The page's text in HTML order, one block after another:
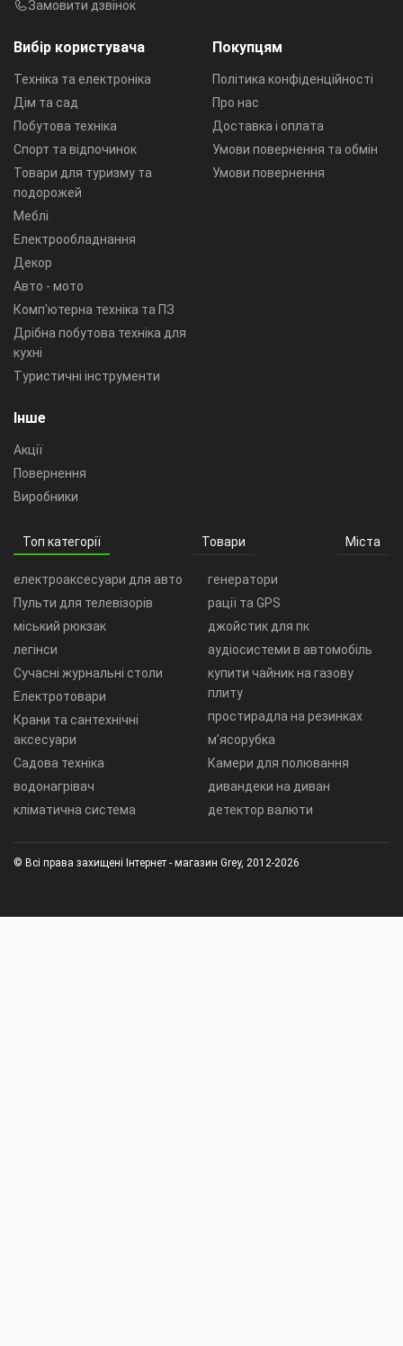
Вибір користувача
Техніка та електроніка
Дім та сад
Побутова техніка
Спорт та відпочинок
Товари для туризму та
подорожей
Меблі
Електрообладнання
Декор
Авто - мото
Комп'ютерна техніка та ПЗ
Дрібна побутова техніка для
кухні
Туристичні інструменти
Покупцям
Політика конфіденційності
Про нас
Доставка і оплата
Умови повернення та обмін
Умови повернення
Інше
Акції
Повернення
Виробники
Замовити дзвінок
Топ категорії Товари Міста
електроаксесуари для авто
Пульти для телевізорів
міський рюкзак
легінси
Сучасні журнальні столи
Електротовари
Крани та сантехнічні
аксесуари
Садова техніка
водонагрівач
кліматична система
генератори
рації та GPS
джойстик для пк
аудіосистеми в автомобіль
купити чайник на газову
плиту
простирадла на резинках
м’ясорубка
Камери для полювання
дивандеки на диван
детектор валюти
© Всі права захищені Інтернет - магазин Grey, 2012-2026